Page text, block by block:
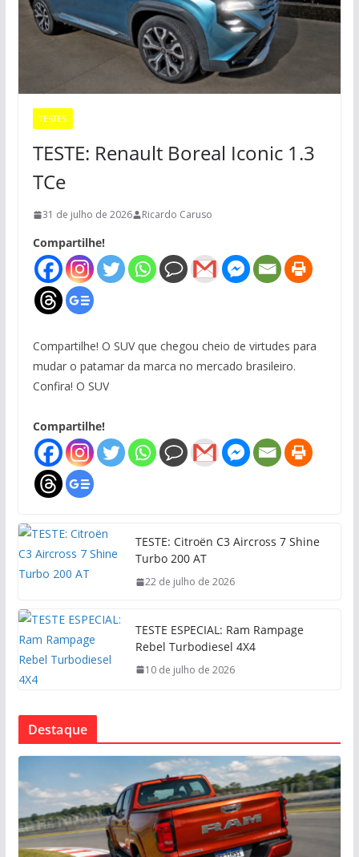
TESTES
TESTE: Renault Boreal Iconic 1.3
TCe
31 de julho de 2026 Ricardo Caruso
Compartilhe!
Compartilhe! O SUV que chegou cheio de virtudes para
mudar o patamar da marca no mercado brasileiro.
Confira! O SUV
Compartilhe!
TESTE: Citroën C3 Aircross 7 Shine
Turbo 200 AT
22 de julho de 2026
TESTE ESPECIAL: Ram Rampage
Rebel Turbodiesel 4X4
10 de julho de 2026
Destaque